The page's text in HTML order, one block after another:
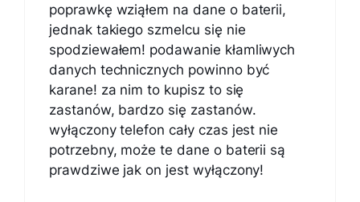
poprawkę wziąłem na dane o baterii,
jednak takiego szmelcu się nie
spodziewałem! podawanie kłamliwych
danych technicznych powinno być
karane! za nim to kupisz to się
zastanów, bardzo się zastanów.
wyłączony telefon cały czas jest nie
potrzebny, może te dane o baterii są
prawdziwe jak on jest wyłączony!